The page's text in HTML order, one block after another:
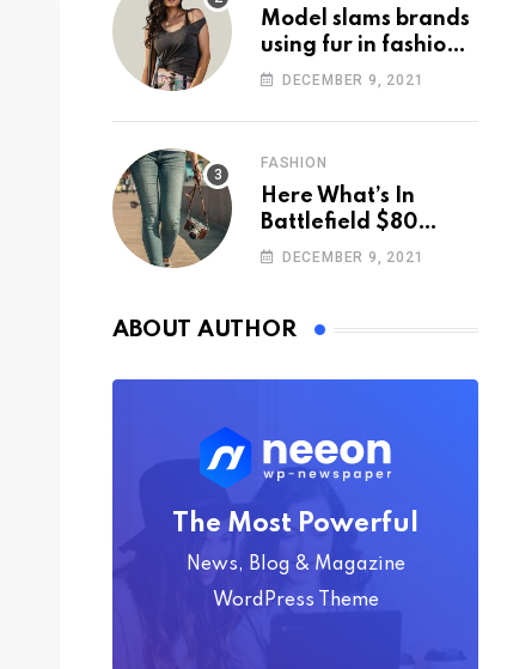
Model slams brands
using fur in fashion
after walking off
DECEMBER 9, 2021
FASHION
Here What’s In
Battlefield $80
Deluxe Edition
DECEMBER 9, 2021
ABOUT AUTHOR
The Most Powerful
News, Blog & Magazine
WordPress Theme